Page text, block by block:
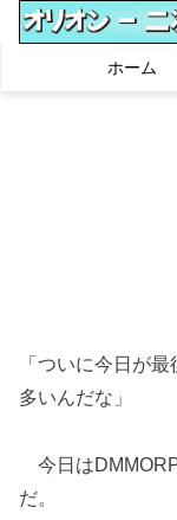
ホーム
「ついに今日が
多いんだな」
今日は
だ。